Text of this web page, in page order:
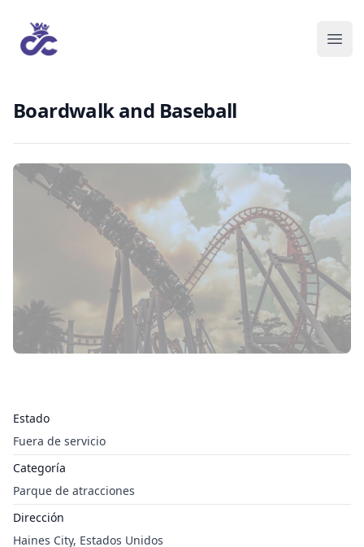
Boardwalk and Baseball
Estado
Fuera de servicio
Categoría
Parque de atracciones
Dirección
Haines City, Estados Unidos